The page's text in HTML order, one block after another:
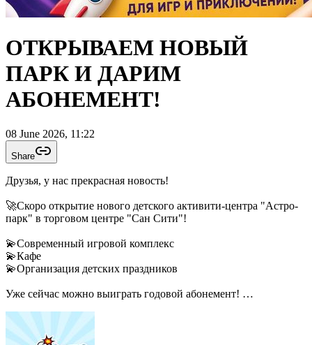
ОТКРЫВАЕМ НОВЫЙ
ПАРК И ДАРИМ
АБОНЕМЕНТ!
08 June 2026, 11:22
Share
Друзья, у нас прекрасная новость!
🚀Скоро открытие нового детского активити-центра "Астро-
парк" в торговом центре "Сан Сити"!
💫Современный игровой комплекс
💫Кафе
💫Организация детских праздников
Уже сейчас можно выиграть годовой абонемент!
МАХ: